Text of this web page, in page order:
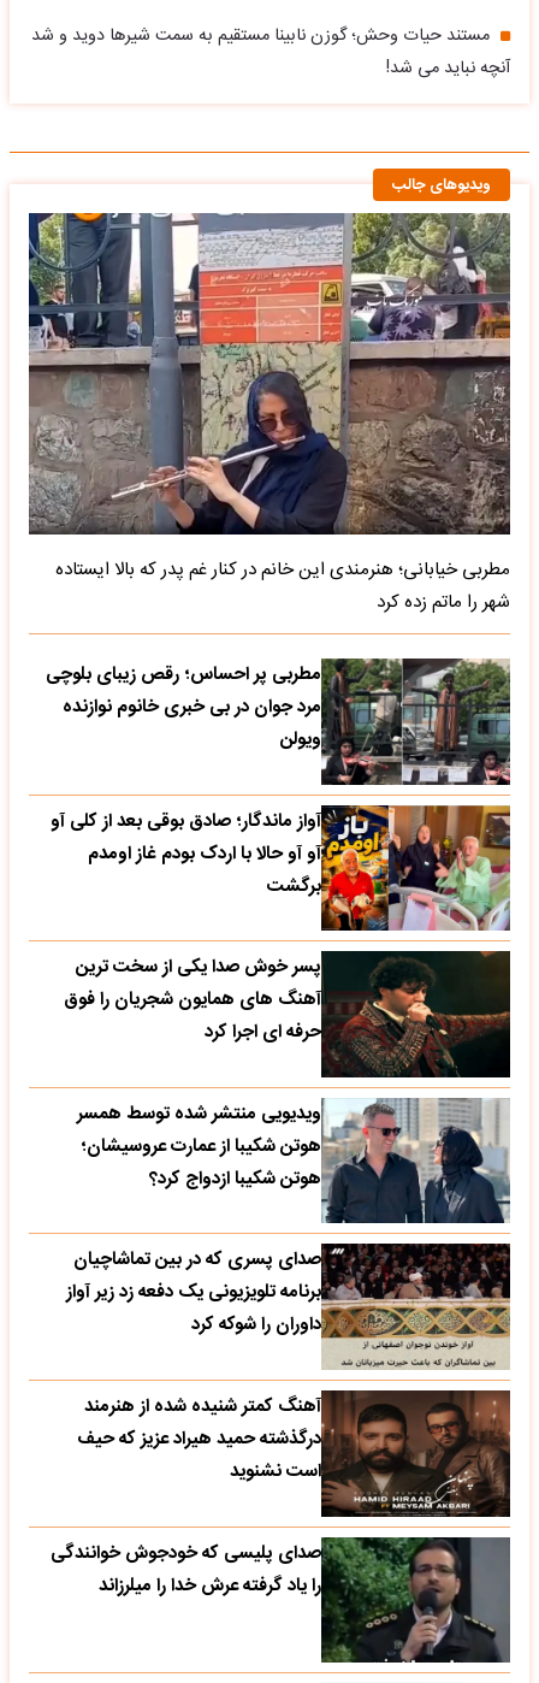
مستند حیات وحش؛ گوزن نابینا مستقیم به سمت شیرها دوید و شد
آنچه نباید می شد!
ویدیوهای جالب
مطربی خیابانی؛ هنرمندی این خانم در کنار غم پدر که بالا ایستاده
شهر را ماتم زده کرد
مطربی پر احساس؛ رقص زیبای بلوچی
مرد جوان در بی خبری خانوم نوازنده
ویولن
آواز ماندگار؛ صادق بوقی بعد از کلی آو
آو آو حالا با اردک بودم غاز اومدم
برگشت
پسر خوش صدا یکی از سخت ترین
آهنگ های همایون شجریان را فوق
حرفه ای اجرا کرد
ویدیویی منتشر شده توسط همسر
هوتن شکیبا از عمارت عروسیشان؛
هوتن شکیبا ازدواج کرد؟
صدای پسری که در بین تماشاچیان
برنامه تلویزیونی یک دفعه زد زیر آواز
داوران را شوکه کرد
آهنگ کمتر شنیده شده از هنرمند
درگذشته حمید هیراد عزیز که حیف
است نشنوید
صدای پلیسی که خودجوش خوانندگی
را یاد گرفته عرش خدا را میلرزاند